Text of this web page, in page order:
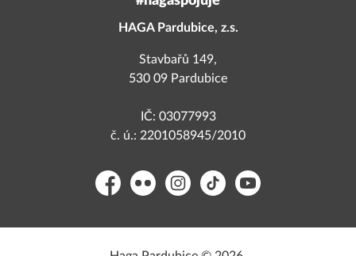
HAGA Pardubice, z.s.
Stavbařů 149,
530 09 Pardubice
IČ: 03077993
č. ú.: 2201058945/2010
FacebookFlickr Instagram
TikTok YouTube